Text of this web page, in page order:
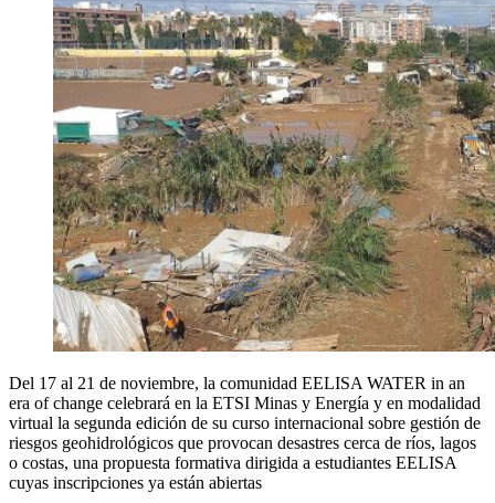
Del 17 al 21 de noviembre, la comunidad EELISA WATER in an
era of change celebrará en la ETSI Minas y Energía y en modalidad
virtual la segunda edición de su curso internacional sobre gestión de
riesgos geohidrológicos que provocan desastres cerca de ríos, lagos
o costas, una propuesta formativa dirigida a estudiantes EELISA
cuyas inscripciones ya están abiertas